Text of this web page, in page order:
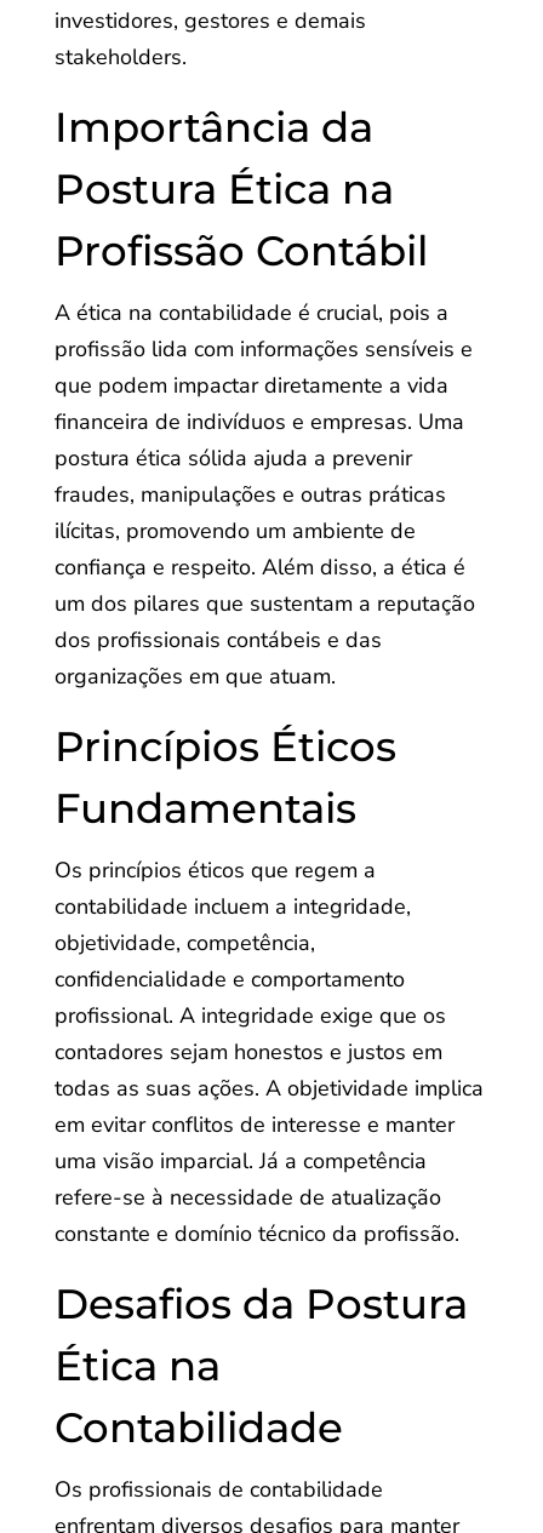
investidores, gestores e demais
stakeholders.
Importância da
Postura Ética na
Profissão Contábil
A ética na contabilidade é crucial, pois a
profissão lida com informações sensíveis e
que podem impactar diretamente a vida
financeira de indivíduos e empresas. Uma
postura ética sólida ajuda a prevenir
fraudes, manipulações e outras práticas
ilícitas, promovendo um ambiente de
confiança e respeito. Além disso, a ética é
um dos pilares que sustentam a reputação
dos profissionais contábeis e das
organizações em que atuam.
Princípios Éticos
Fundamentais
Os princípios éticos que regem a
contabilidade incluem a integridade,
objetividade, competência,
confidencialidade e comportamento
profissional. A integridade exige que os
contadores sejam honestos e justos em
todas as suas ações. A objetividade implica
em evitar conflitos de interesse e manter
uma visão imparcial. Já a competência
refere-se à necessidade de atualização
constante e domínio técnico da profissão.
Desafios da Postura
Ética na
Contabilidade
Os profissionais de contabilidade
enfrentam diversos desafios para manter